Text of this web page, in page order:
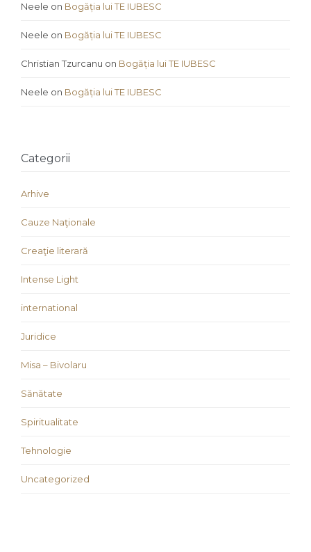
Neele on Bogăția lui TE IUBESC
Neele on Bogăția lui TE IUBESC
Christian Tzurcanu on Bogăția lui TE IUBESC
Neele on Bogăția lui TE IUBESC
Categorii
Arhive
Cauze Naţionale
Creaţie literară
Intense Light
international
Juridice
Misa – Bivolaru
Sănătate
Spiritualitate
Tehnologie
Uncategorized